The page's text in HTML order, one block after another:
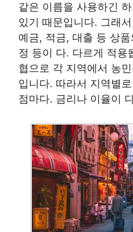
같은 이름을 사용하긴
있기 때문입니다. 그래
예금, 적금, 대출 등 상
정 등이 다. 다르게 적용
협으로 각 지역에서 농
입니다. 따라서 지역별
점마다. 금리나 이율이